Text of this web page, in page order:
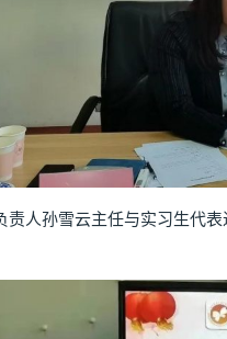
孙雪云主任与实习生代表